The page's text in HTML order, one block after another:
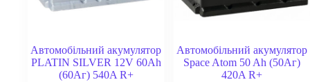
Автомобільний акумулятор
PLATIN SILVER 12V 60Ah
(60Аг) 540A R+
Автомобільний акумулятор
Space Atom 50 Ah (50Аг)
420A R+